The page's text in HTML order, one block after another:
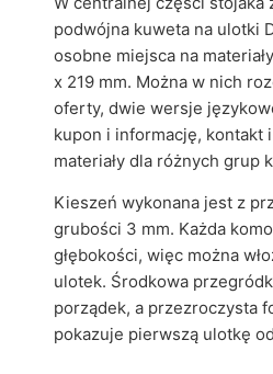
podwójna kuweta na ulotki
osobne miejsca na
x 219 mm. Można w nich
oferty, dwie wersje
kupon i informację, kontakt
materiały dla różnych grup
Kieszeń wykonana jest z
grubości 3 mm. Każda
głębokości, więc można
ulotek. Środkowa
porządek, a przezroczysta
pokazuje pierwszą ulotkę